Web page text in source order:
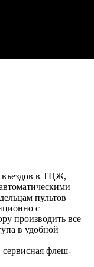
въездов в ТЦЖ,
пультов
с
производить все
в удобной
сервисная флеш-